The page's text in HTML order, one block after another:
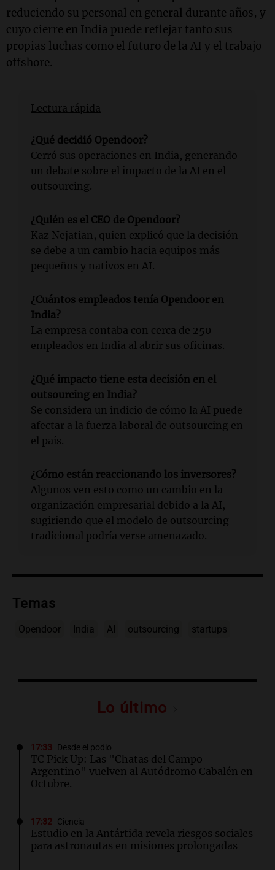
reduciendo su personal en general durante años, y
cuyo cierre en India puede reflejar tanto sus
propias luchas como el futuro de la AI y el trabajo
offshore.
Lectura rápida
¿Qué decidió Opendoor?
Cerró sus operaciones en India, generando
un debate sobre el impacto de la AI en el
outsourcing.
¿Quién es el CEO de Opendoor?
Kaz Nejatian, quien explicó que la decisión
se debe a un cambio hacia equipos más
pequeños y nativos en AI.
¿Cuántos empleados tenía Opendoor en
India?
La empresa contaba con cerca de 250
empleados en India al abrir sus oficinas.
¿Qué impacto tiene esta decisión en el
outsourcing en India?
Se considera un indicio de cómo la AI puede
afectar a la fuerza laboral de outsourcing en
el país.
¿Cómo están reaccionando los inversores?
Algunos ven esto como un cambio en la
organización empresarial debido a la AI,
sugiriendo que el modelo de outsourcing
tradicional podría verse amenazado.
Temas
Opendoor India AI outsourcing startups
Lo último
17:33 Desde el podio
TC Pick Up: Las "Chatas del Campo
Argentino" vuelven al Autódromo Cabalén en
Octubre.
17:32 Ciencia
Estudio en la Antártida revela riesgos sociales
para astronautas en misiones prolongadas